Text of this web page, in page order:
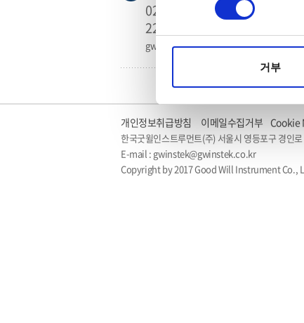
거부
02-3439-
2203/2205/2206
gwinstek@gwinstek.co.kr
개인정보취급방침 이메일수집거부 Cookie
한국굿윌인스트루먼트(주) 서울시 영등포구 경인
E-mail : gwinstek@gwinstek.co.kr
Copyright by 2017 Good Will Instrument Co.,